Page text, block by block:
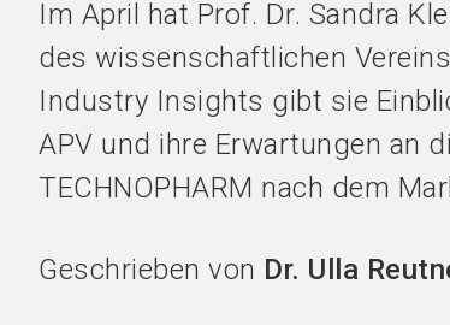
Im April hat Prof. Dr. Sandra
des wissenschaftlichen
Industry Insights gibt sie
APV und ihre Erwartungen an
TECHNOPHARM nach dem
Geschrieben von Dr. Ulla